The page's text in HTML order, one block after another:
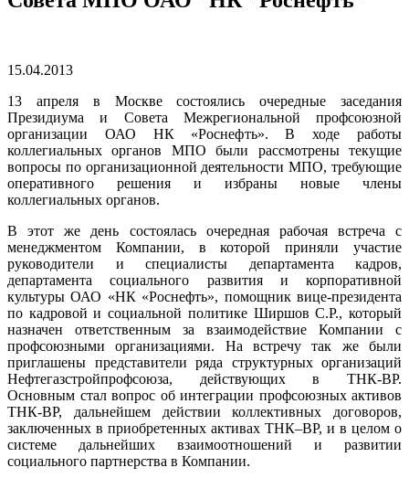
15.04.2013
13 апреля в Москве состоялись очередные заседания
Президиума и Совета Межрегиональной профсоюзной
организации ОАО НК «Роснефть». В ходе работы
коллегиальных органов МПО были рассмотрены текущие
вопросы по организационной деятельности МПО, требующие
оперативного решения и избраны новые члены
коллегиальных органов.
В этот же день состоялась очередная рабочая встреча с
менеджментом Компании, в которой приняли участие
руководители и специалисты департамента кадров,
департамента социального развития и корпоративной
культуры ОАО «НК «Роснефть», помощник вице-президента
по кадровой и социальной политике Ширшов С.Р., который
назначен ответственным за взаимодействие Компании с
профсоюзными организациями. На встречу так же были
приглашены представители ряда структурных организаций
Нефтегазстройпрофсоюза, действующих в ТНК-ВР.
Основным стал вопрос об интеграции профсоюзных активов
ТНК-ВР, дальнейшем действии коллективных договоров,
заключенных в приобретенных активах ТНК–ВР, и в целом о
системе дальнейших взаимоотношений и развитии
социального партнерства в Компании.